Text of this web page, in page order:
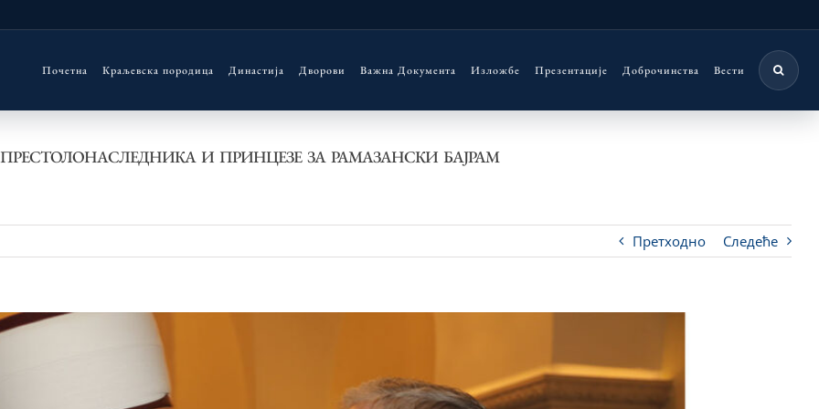
Почетна Краљевска породица Династија Дворови Важна Документа Изложбе Презентације Доброчинства Вести
И ПРИНЦЕЗЕ ЗА РАМАЗАНСКИ БАЈРАМ
Претходно Следеће